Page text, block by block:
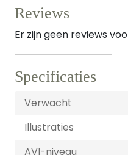
Reviews
Er zijn geen reviews
Specificaties
Verwacht
Illustraties
AVI-niveau